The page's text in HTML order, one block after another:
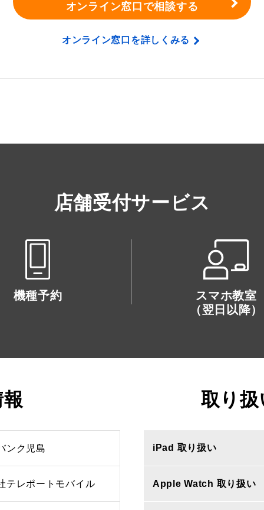
オンライン窓口で相談する
オンライン窓口を詳しくみる
店舗受付サービス
機種予約
スマホ教室
（翌日以降）
ンク児島
テレポートモバイル
取り
iPad 取り扱い
Apple Watch 取り扱い